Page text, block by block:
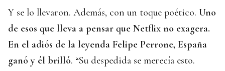
Y se lo llevaron. Además, con un toque poético. Uno
de esos que lleva a pensar que Netflix no exagera.
En el adiós de la leyenda Felipe Perrone, España
ganó y él brilló. “Su despedida se merecía esto.